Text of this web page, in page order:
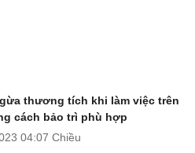
thương tích khi làm việc trên
cách bảo trì phù hợp
04:07 Chiều